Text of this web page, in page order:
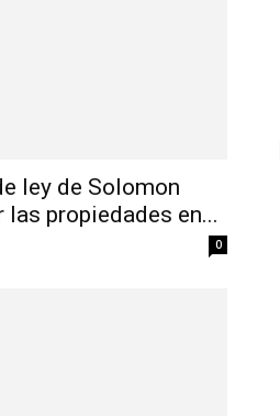
ley de Solomon
las propiedades en...
0